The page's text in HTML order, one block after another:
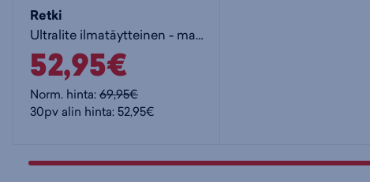
Retki
Ultralite ilmatäytteinen - makuualusta
52,95€
Norm. hinta:69,95€
30pv alin hinta: 52,95€